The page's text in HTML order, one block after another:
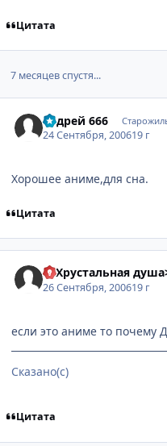
Цитата
7 месяцев спустя...
андрей 666
24 Сентября, 200619 г
Хорошее аниме,для сна.
Цитата
<<Хрустальная
26 Сентября, 200619 г
если это аниме то почему
Сказано(с)
Цитата